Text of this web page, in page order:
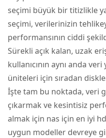
seçimi büyük bir titizlikle
seçimi, verilerinizin
performansının ciddi
Sürekli açık kalan, uzak
kullanıcının aynı anda
üniteleri için sıradan
İşte tam bu noktada, veri
çıkarmak ve kesintisiz
almak için nas için en iyi
uygun modeller devreye